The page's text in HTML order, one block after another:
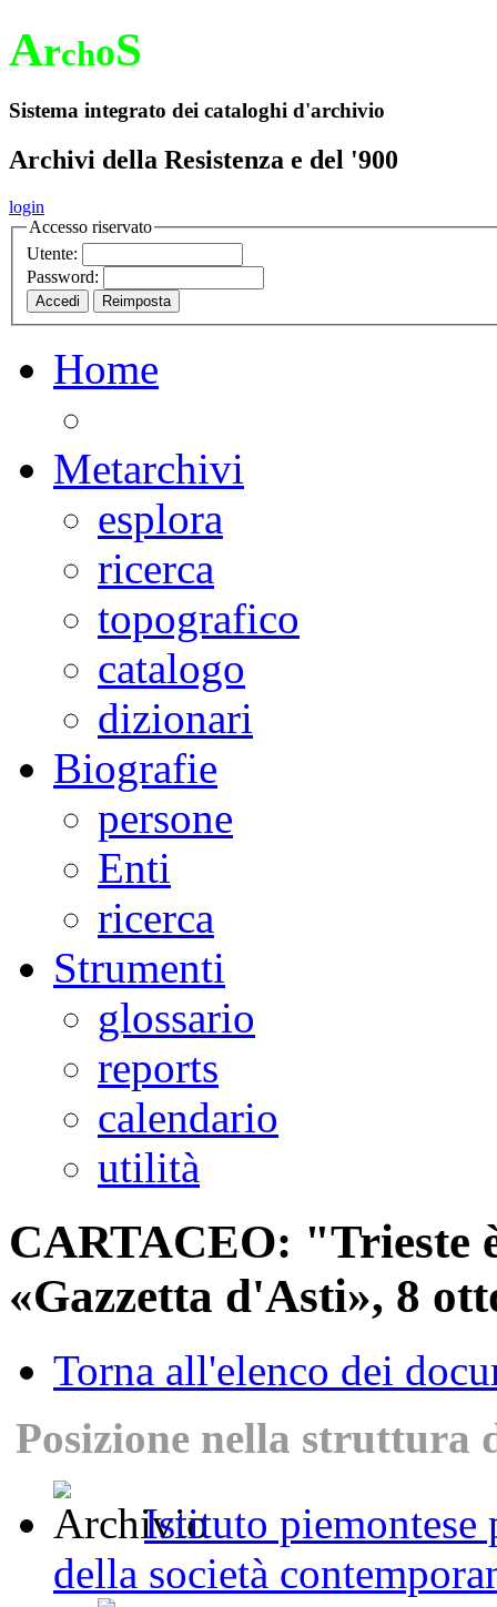
ArchoS
Sistema integrato dei cataloghi d'archivio
Archivi della Resistenza e del '900
login
Accesso riservato
Utente:
Password:
Home
Metarchivi
esplora
ricerca
topografico
catalogo
dizionari
Biografie
persone
Enti
ricerca
Strumenti
glossario
reports
calendario
utilità
CARTACEO:
«Gazzetta d'Asti», 8
Torna all'elenco dei
Posizione nella struttura
Istituto piemontese
della società